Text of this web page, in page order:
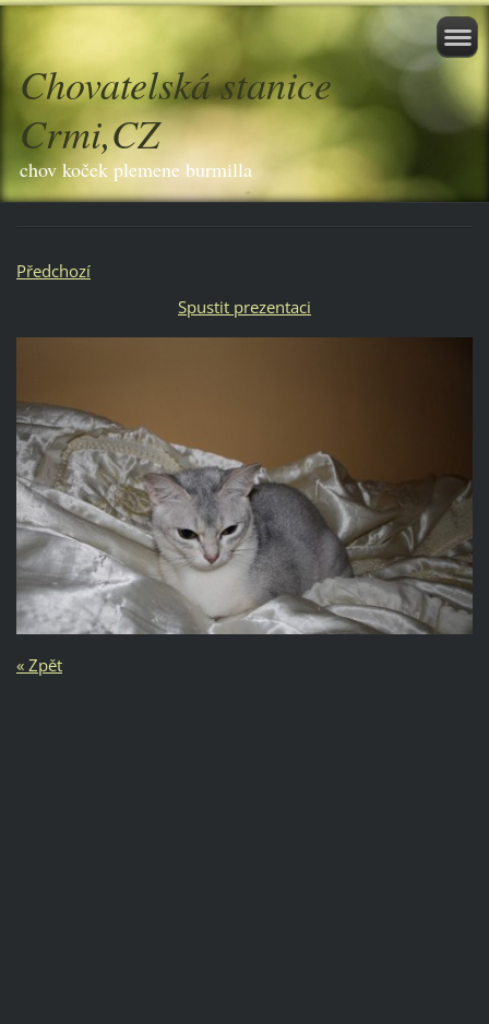
Chovatelská stanice
Crmi,CZ
chov koček plemene burmilla
Předchozí
Spustit prezentaci
« Zpět